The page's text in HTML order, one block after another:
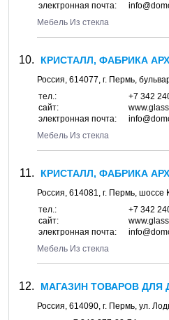
электронная почта:
Мебель Из стекла
КРИСТАЛЛ, ФАБРИКА
Россия, 614077, г. Пермь,
тел.:
+7 342
сайт:
электронная почта:
Мебель Из стекла
КРИСТАЛЛ, ФАБРИКА
Россия, 614081, г. Пермь, шоссе
тел.:
+7 342
сайт:
электронная почта:
Мебель Из стекла
МАГАЗИН ТОВАРОВ ДЛЯ
Россия, 614090, г. Пермь, ул.